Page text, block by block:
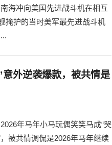
海冲向美国先进战斗机在相互
掩护的当时美军最先进战斗机
外逆袭爆款，被共情是
年马年小马玩偶笑笑马成“哭
被共情调侃是2026年马年继续